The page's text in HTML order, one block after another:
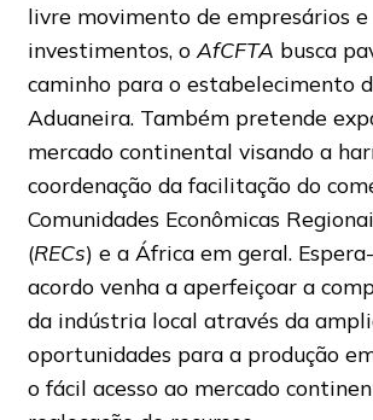
livre movimento de empresários e
investimentos, o AfCFTA busca
caminho para o estabelecimento
Aduaneira. Também pretende
mercado continental visando a
coordenação da facilitação do
Comunidades Econômicas
(RECs) e a África em geral.
acordo venha a aperfeiçoar a
da indústria local através da
oportunidades para a produção
o fácil acesso ao mercado